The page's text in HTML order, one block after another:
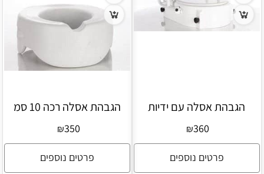
הגבהת אסלה עם ידיות
₪360
פרטים נוספים
הגבהת אסלה רכה 10 סמ
₪350
פרטים נוספים